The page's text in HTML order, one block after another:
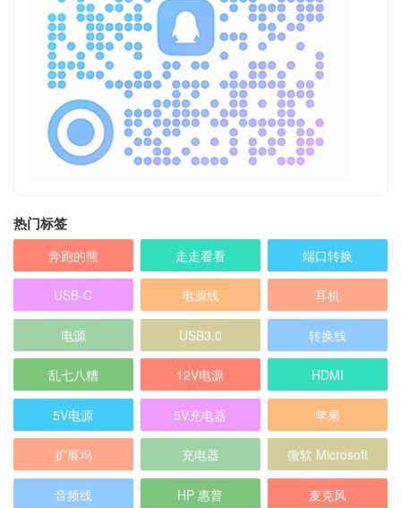
热门标签
奔跑的熊 走走看看 端口转换
USB-C 电源线 耳机
电源 USB3.0 转换线
乱七八糟 12V电源 HDMI
5V电源 5V充电器 苹果
扩展坞 充电器 微软 Microsoft
音频线 HP 惠普 麦克风